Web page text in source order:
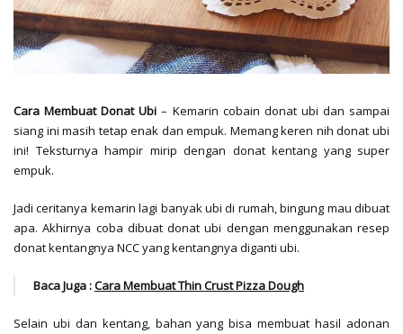
Cara Membuat Donat Ubi – Kemarin cobain donat ubi dan sampai
siang ini masih tetap enak dan empuk. Memang keren nih donat ubi
ini! Teksturnya hampir mirip dengan donat kentang yang super
empuk.
Jadi ceritanya kemarin lagi banyak ubi di rumah, bingung mau dibuat
apa. Akhirnya coba dibuat donat ubi dengan menggunakan resep
donat kentangnya NCC yang kentangnya diganti ubi.
Baca Juga :Cara Membuat Thin Crust Pizza Dough
Selain ubi dan kentang, bahan yang bisa membuat hasil adonan